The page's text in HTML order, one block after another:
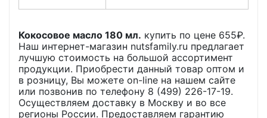
Кокосовое масло 180 мл. купить по цене 655₽.
Наш интернет-магазин nutsfamily.ru предлагает
лучшую стоимость на большой ассортимент
продукции. Приобрести данный товар оптом и
в розницу, Вы можете on-line на нашем сайте
или позвонив по телефону 8 (499) 226-17-19.
Осуществляем доставку в Москву и во все
регионы России. Предоставляем гарантию